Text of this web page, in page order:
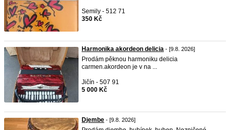
Semily - 512 71
350 Kč
Harmonika akordeon delicia - [9.8. 2026]
Prodám pěknou harmoniku delicia
carmen.akordeon je v na ...
Jičín - 507 91
5 000 Kč
Djembe - [9.8. 2026]